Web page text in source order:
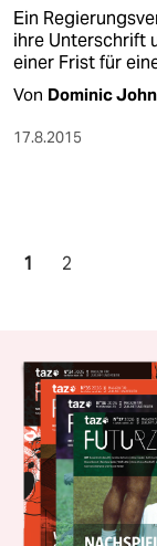
Ein
ihre Unterschrift
einer Frist für
Von Dominic
17.8.2015
1 2